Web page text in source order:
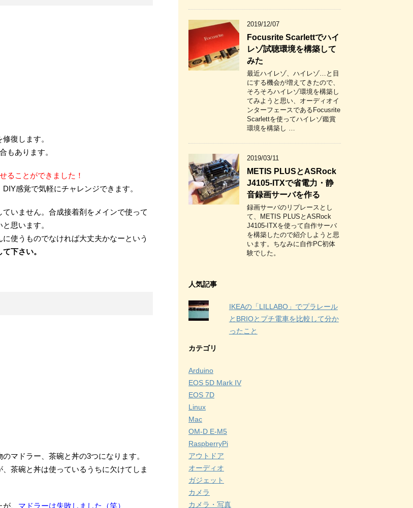
復します。
もあります。
ることができました！
感覚で気軽にチャレンジできます。
いません。合成接着剤をメインで使って
思います。
使うものでなければ大丈夫かなーという
下さい。
マドラー、茶碗と丼の3つになります。
茶碗と丼は使っているうちに欠けてしま
、 マドラーは失敗しました（笑）
2019/12/07
Focusrite Scarlettでハイ
レゾ試聴環境を構築して
みた
最近ハイレゾ、ハイレゾ…と目
にする機会が増えてきたので、
そろそろハイレゾ環境を構築し
てみようと思い、オーディオイ
ンターフェースであるFocusrite
Scarlettを使ってハイレゾ鑑賞
環境を構築し …
2019/03/11
METIS PLUSとASRock
J4105-ITXで省電力・静
音録画サーバを作る
録画サーバのリプレースとし
て、METIS PLUSとASRock
J4105-ITXを使って自作サーバ
を構築したので紹介しようと思
います。ちなみに自作PC初体
験でした。
人気記事
IKEAの「LILLABO」でプラレール
とBRIOとプチ電車を比較して分か
ったこと
カテゴリ
Arduino
EOS 5D Mark IV
EOS 7D
Linux
Mac
OM-D E-M5
RaspberryPi
アウトドア
オーディオ
ガジェット
カメラ
カメラ・写真